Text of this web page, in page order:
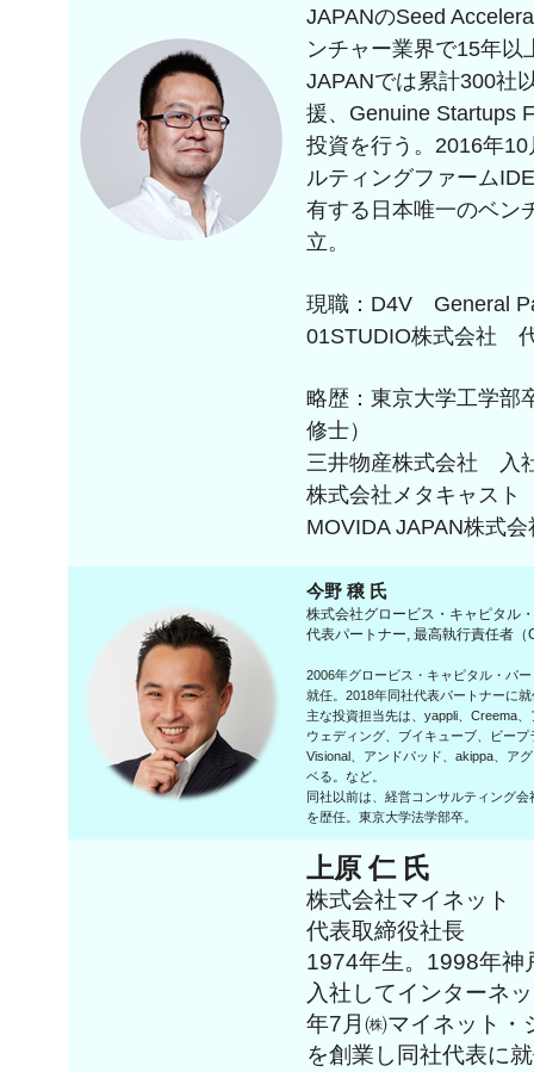
JAPANのSeed
ンチャー業界で15年以
JAPANでは累計300社
援、Genuine Startups
投資を行う。2016年
ルティングファーム
有する日本唯一のベン
立。
現職：D4V General
01STUDIO株式会社
略歴：東京大学工学部
修士）
三井物産株式会社 入
株式会社メタキャス
MOVIDA JAPAN株式
今野 穣 氏
株式会社グロービス・キャピタル
代表パートナー, 最高執行責任者（
2006年グロービス・キャピタル・パ
就任。2018年同社代表パートナーに就
主な投資担当先は、yappli、Creema
ウェディング、ブイキューブ、ビー
Visional、アンドパッド、akippa、ア
ベる。など。
同社以前は、経営コンサルティング
を歴任。東京大学法学部卒。
上原 仁 氏
株式会社マイネット
代表取締役社長
1974年生。1998年神
入社してインターネ
年7月㈱マイネット・
を創業し同社代表に